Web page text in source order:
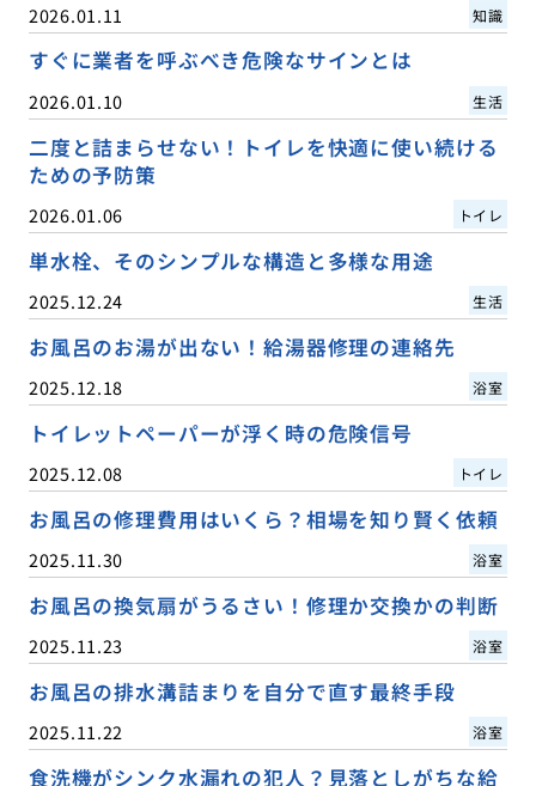
2026.01.11 知識
すぐに業者を呼ぶべき危険なサインとは
2026.01.10 生活
二度と詰まらせない！トイレを快適に使い続ける
ための予防策
2026.01.06 トイレ
単水栓、そのシンプルな構造と多様な用途
2025.12.24 生活
お風呂のお湯が出ない！給湯器修理の連絡先
2025.12.18 浴室
トイレットペーパーが浮く時の危険信号
2025.12.08 トイレ
お風呂の修理費用はいくら？相場を知り賢く依頼
2025.11.30 浴室
お風呂の換気扇がうるさい！修理か交換かの判断
2025.11.23 浴室
お風呂の排水溝詰まりを自分で直す最終手段
2025.11.22 浴室
食洗機がシンク水漏れの犯人？見落としがちな給